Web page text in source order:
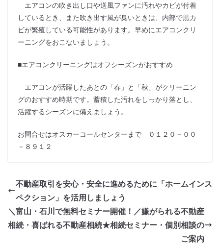
エアコンの吹き出し口や送風ファンに汚れやカビが付着
しているとき、また吹き出す風が臭いときは、内部で黒カ
ビが繁殖している可能性があります。早めにエアコンクリ
ーニングをおこないましょう。
■エアコンクリーニングはオフシーズンがおすすめ
エアコンが活躍したあとの「春」と「秋」がクリーニン
グのおすすめ時期です。蓄積した汚れをしっかり落とし、
活躍するシーズンに備えましょう。
お問合せはオスカーコールセンターまで ０１２０－００
－８９１２
不動産取引を安心・安全に進めるために「ホームインス
ペクション」を活用しましょう
＼富山・石川で無料セミナー開催！／嫌がられる不動産
相続・喜ばれる不動産相続★相続セミナー・個別相談の
ご案内